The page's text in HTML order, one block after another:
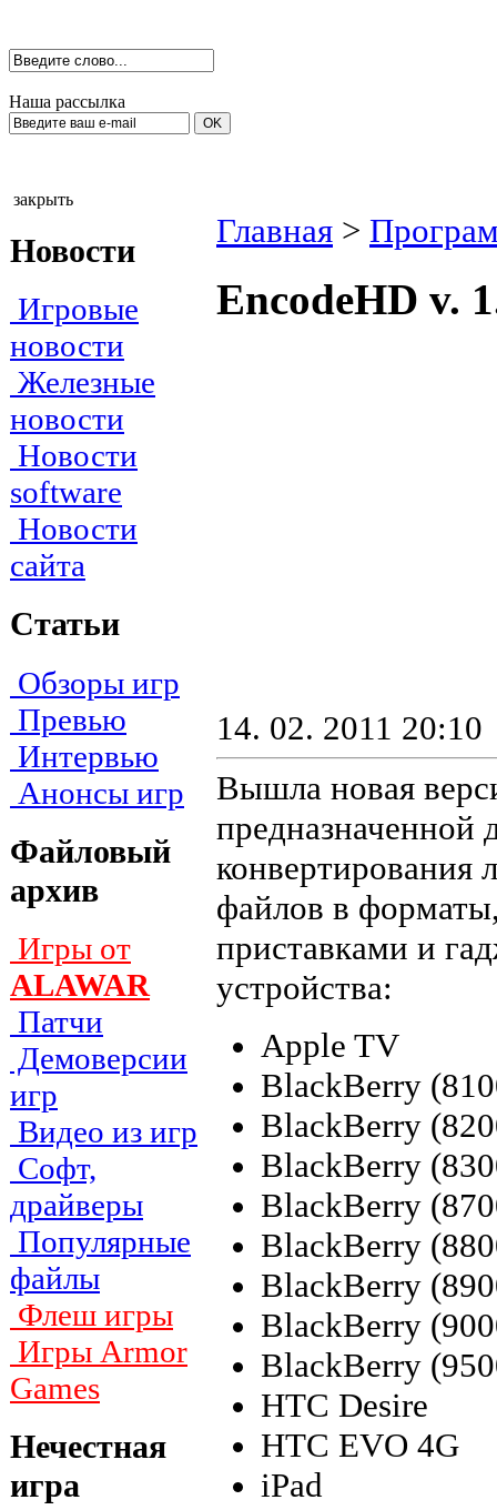
Наша рассылка
закрыть
Новости
Игровые
новости
Железные
новости
Новости
software
Новости
сайта
Статьи
Обзоры игр
Превью
Интервью
Анонсы игр
Файловый
архив
Игры от
ALAWAR
Патчи
Демоверсии
игр
Видео из игр
Софт,
драйверы
Популярные
файлы
Флеш игры
Игры Armor
Games
Нечестная
игра
Главная >
EncodeHD v.
14. 02. 2011 20:10
Вышла новая
предназначенной
конвертирования
файлов в
приставками и
устройства:
Apple TV
BlackBerry
BlackBerry
BlackBerry
BlackBerry
BlackBerry
BlackBerry
BlackBerry
BlackBerry
HTC Desire
HTC EVO 4G
iPad